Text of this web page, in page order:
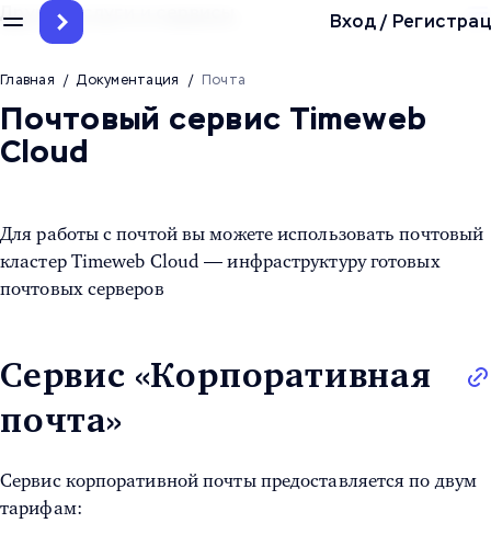
Вход/
Другие услуги и сервисы
Главная / Документация / Почта
Почтовый сервис Timeweb
Cloud
Для работы с почтой вы можете использовать почтовый
кластер Timeweb Cloud — инфраструктуру готовых
почтовых серверов
Сервис «Корпоративная
почта»
Сервис корпоративной почты предоставляется по двум
тарифам: